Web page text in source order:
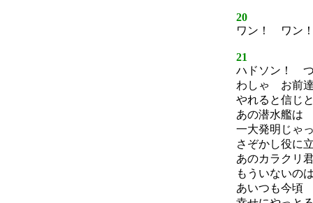
20
ワン！ ワン
21
ハドソン！
わしゃ お前
やれると信じ
あの潜水艦は
一大発明じゃ
さぞかし役に
あのカラクリ
もういないの
あいつも今頃